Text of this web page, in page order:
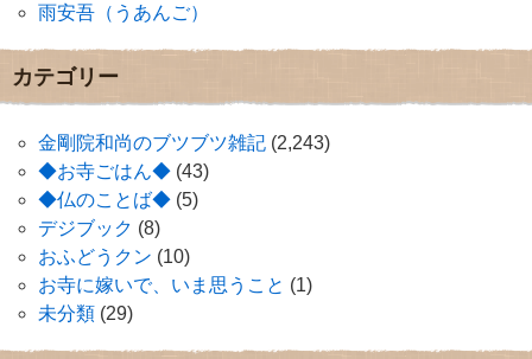
雨安吾（うあんご）
カテゴリー
金剛院和尚のブツブツ雑記 (2,243)
◆お寺ごはん◆ (43)
◆仏のことば◆ (5)
デジブック (8)
おふどうクン (10)
お寺に嫁いで、いま思うこと (1)
未分類 (29)